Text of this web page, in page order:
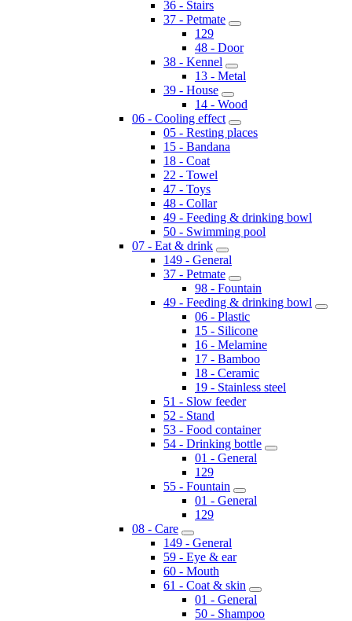
36 - Stairs
37 - Petmate
129
48 - Door
38 - Kennel
13 - Metal
39 - House
14 - Wood
06 - Cooling effect
05 - Resting places
15 - Bandana
18 - Coat
22 - Towel
47 - Toys
48 - Collar
49 - Feeding & drinking bowl
50 - Swimming pool
07 - Eat & drink
149 - General
37 - Petmate
98 - Fountain
49 - Feeding & drinking bowl
06 - Plastic
15 - Silicone
16 - Melamine
17 - Bamboo
18 - Ceramic
19 - Stainless steel
51 - Slow feeder
52 - Stand
53 - Food container
54 - Drinking bottle
01 - General
129
55 - Fountain
01 - General
129
08 - Care
149 - General
59 - Eye & ear
60 - Mouth
61 - Coat & skin
01 - General
50 - Shampoo